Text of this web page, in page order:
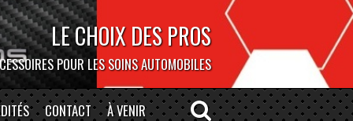
BOCAR DEPOT
À NOTRE MAGASIN DE MONTRÉAL!
CONTACT À VENIR